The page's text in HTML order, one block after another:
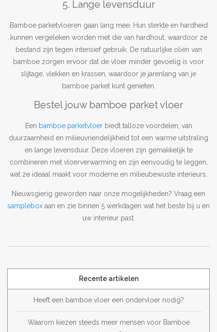
5. Lange levensduur
Bamboe parketvloeren gaan lang mee. Hun sterkte en hardheid
kunnen vergeleken worden met die van hardhout, waardoor ze
bestand zijn tegen intensief gebruik. De natuurlijke oliën van
bamboe zorgen ervoor dat de vloer minder gevoelig is voor
slijtage, vlekken en krassen, waardoor je jarenlang van je
bamboe parket kunt genieten.
Bestel jouw bamboe parket vloer
Een bamboe parketvloerbiedt talloze voordelen, van
duurzaamheid en milieuvriendelijkheid tot een warme uitstraling
en lange levensduur. Deze vloeren zijn gemakkelijk te
combineren met vloerverwarming en zijn eenvoudig te leggen,
wat ze ideaal maakt voor moderne en milieubewuste interieurs.
Nieuwsgierig geworden naar onze mogelijkheden? Vraag een
samplebox aan en zie binnen 5 werkdagen wat het beste bij u en
uw interieur past.
Recente artikelen
Heeft een bamboe vloer een ondervloer nodig?
Waarom kiezen steeds meer mensen voor Bamboe